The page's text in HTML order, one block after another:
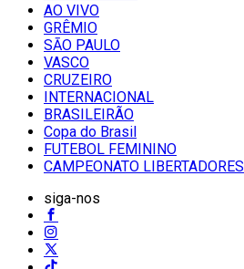
AO VIVO
GRÊMIO
SĀO PAULO
VASCO
CRUZEIRO
INTERNACIONAL
BRASILEIRÃO
Copa do Brasil
FUTEBOL FEMININO
CAMPEONATO LIBERTADORES
siga-nos